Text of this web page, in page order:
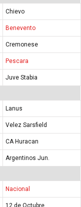
Chievo
Benevento
Cremonese
Pescara
Juve Stabia
Lanus
Velez Sarsfield
CA Huracan
Argentinos Jun.
Nacional
12 de Octubre